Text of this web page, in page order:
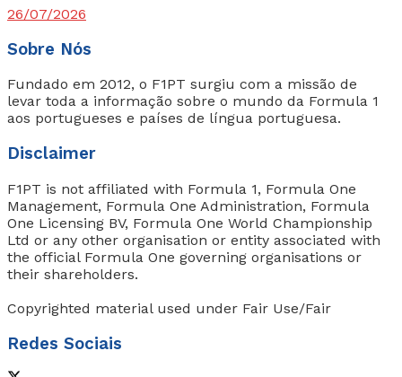
26/07/2026
Sobre Nós
Fundado em 2012, o F1PT surgiu com a missão de
levar toda a informação sobre o mundo da Formula 1
aos portugueses e países de língua portuguesa.
Disclaimer
F1PT is not affiliated with Formula 1, Formula One
Management, Formula One Administration, Formula
One Licensing BV, Formula One World Championship
Ltd or any other organisation or entity associated with
the official Formula One governing organisations or
their shareholders.
Copyrighted material used under Fair Use/Fair
Redes Sociais